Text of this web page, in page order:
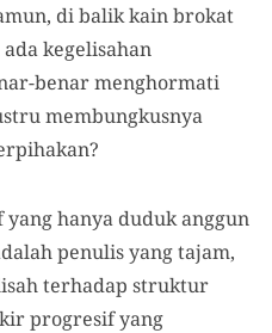
di balik kain brokat
kegelisahan
benar menghormati
membungkusnya
hanya duduk anggun
penulis yang tajam,
terhadap struktur
progresif yang